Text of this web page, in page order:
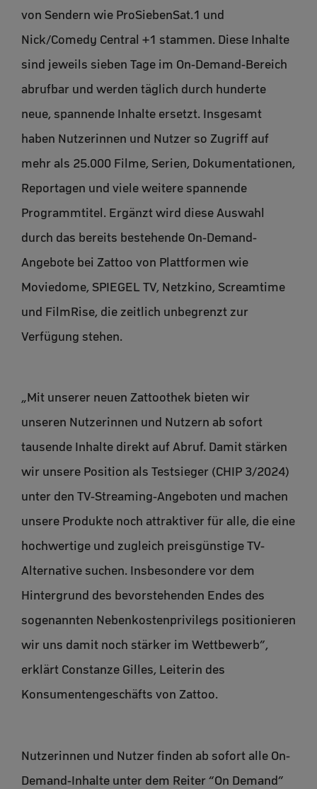
von Sendern wie ProSiebenSat.1 und
Nick/Comedy Central +1 stammen. Diese Inhalte
sind jeweils sieben Tage im On-Demand-Bereich
abrufbar und werden täglich durch hunderte
neue, spannende Inhalte ersetzt. Insgesamt
haben Nutzerinnen und Nutzer so Zugriff auf
mehr als 25.000 Filme, Serien, Dokumentationen,
Reportagen und viele weitere spannende
Programmtitel. Ergänzt wird diese Auswahl
durch das bereits bestehende On-Demand-
Angebote bei Zattoo von Plattformen wie
Moviedome, SPIEGEL TV, Netzkino, Screamtime
und FilmRise, die zeitlich unbegrenzt zur
Verfügung stehen.
„Mit unserer neuen Zattoothek bieten wir
unseren Nutzerinnen und Nutzern ab sofort
tausende Inhalte direkt auf Abruf. Damit stärken
wir unsere Position als Testsieger (CHIP 3/2024)
unter den TV-Streaming-Angeboten und machen
unsere Produkte noch attraktiver für alle, die eine
hochwertige und zugleich preisgünstige TV-
Alternative suchen. Insbesondere vor dem
Hintergrund des bevorstehenden Endes des
sogenannten Nebenkostenprivilegs positionieren
wir uns damit noch stärker im Wettbewerb”,
erklärt Constanze Gilles, Leiterin des
Konsumentengeschäfts von Zattoo.
Nutzerinnen und Nutzer finden ab sofort alle On-
Demand-Inhalte unter dem Reiter “On Demand”